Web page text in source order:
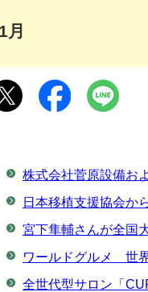
1月
株式会社菅原設備お
日本移植支援協会か
宮下隼輔さんが全国
ワールドグルメ 世
全世代型サロン「